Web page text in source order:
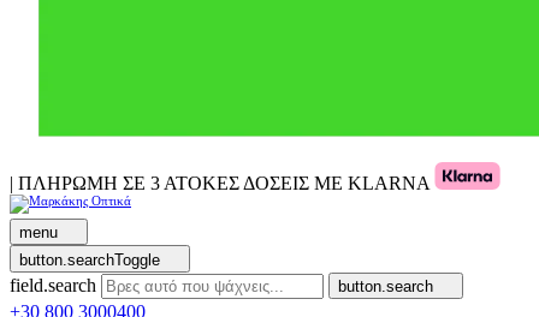
| ΠΛΗΡΩΜΗ ΣΕ 3 ΑΤΟΚΕΣ ΔΟΣΕΙΣ ΜΕ KLARNA
menu
button.searchToggle
field.search button.search
+30 800 3000400